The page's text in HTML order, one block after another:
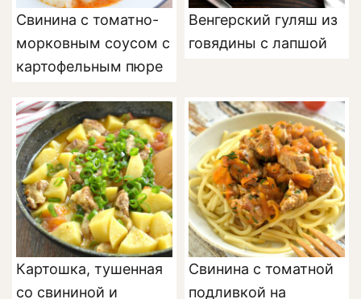
Свинина с томатно-
морковным соусом с
картофельным пюре
Венгерский гуляш из
говядины с лапшой
Картошка, тушенная
со свининой и
Свинина с томатной
подливкой на